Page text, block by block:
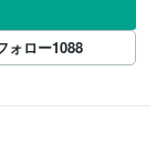
ォロー1088